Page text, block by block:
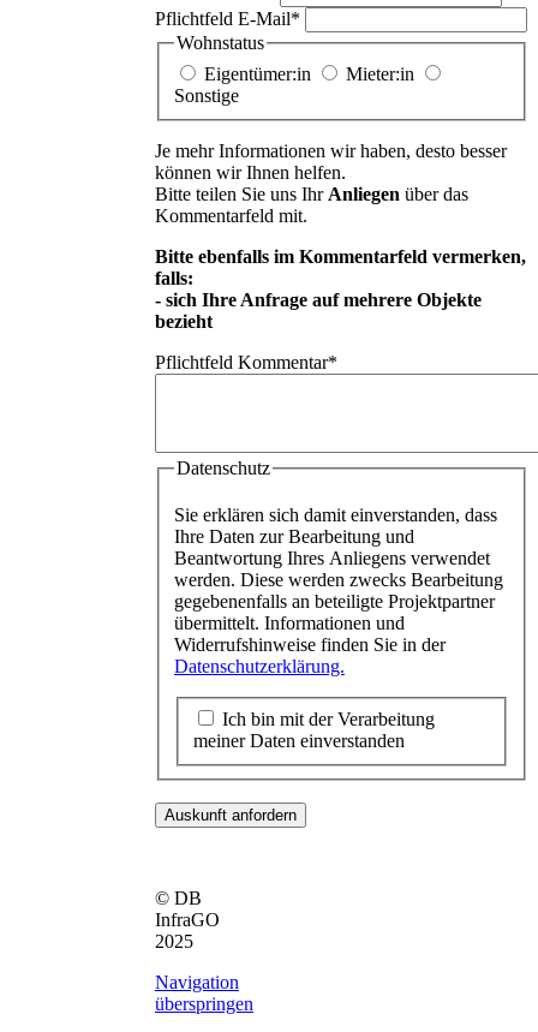
Pflichtfeld E-Mail*
Wohnstatus
Eigentümer:in
Mieter:in
Sonstige
Je mehr Informationen wir haben, desto besser
können wir Ihnen helfen.
Bitte teilen Sie uns Ihr Anliegen über das
Kommentarfeld mit.
Bitte ebenfalls im Kommentarfeld vermerken,
falls:
- sich Ihre Anfrage auf mehrere Objekte
bezieht
Pflichtfeld Kommentar*
Datenschutz
Sie erklären sich damit einverstanden, dass
Ihre Daten zur Bearbeitung und
Beantwortung Ihres Anliegens verwendet
werden. Diese werden zwecks Bearbeitung
gegebenenfalls an beteiligte Projektpartner
übermittelt. Informationen und
Widerrufshinweise finden Sie in der
Datenschutzerklärung.
Ich bin mit der Verarbeitung
meiner Daten einverstanden
Auskunft anfordern
© DB
InfraGO
2025
Navigation
überspringen